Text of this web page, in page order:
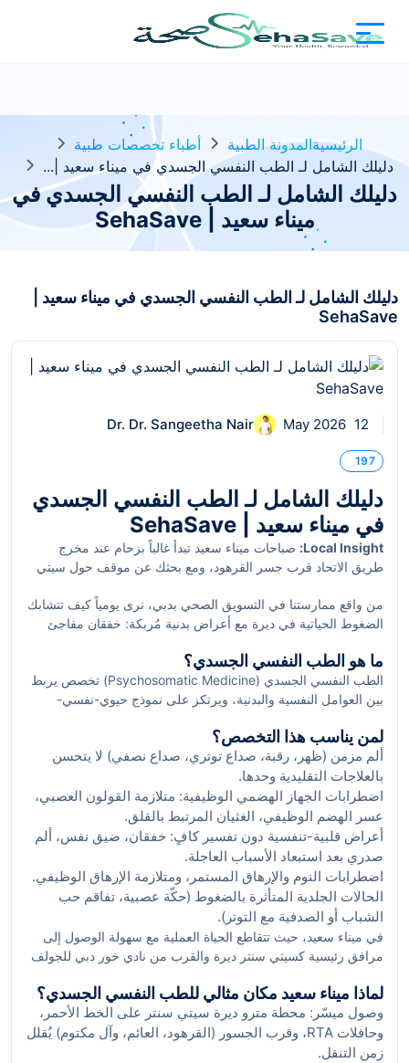
الرئيسيةالمدونة الطبية
أطباء تخصصات طبية
دليلك الشامل لـ الطب النفسي الجسدي في ميناء سعيد |...
دليلك الشامل لـ الطب النفسي الجسدي في
ميناء سعيد | SehaSave
دليلك الشامل لـ الطب النفسي الجسدي في ميناء سعيد |
SehaSave
12 May 2026
Dr. Dr. Sangeetha Nair
197
دليلك الشامل لـ الطب النفسي الجسدي
في ميناء سعيد | SehaSave
Local Insight: صباحات ميناء سعيد تبدأ غالباً بزحام عند مخرج
طريق الاتحاد قرب جسر القرهود، ومع بحثك عن موقف حول سيتي
بأن توترك الجسدي يسبقك إلى يومك. القرب من محطة مترو ديرة
سيتي سنتر يسهّل الوصول، لكن ساعات الذروة عند الجسر العائم
من واقع ممارستنا في التسويق الصحي بدبي، نرى يومياً كيف تتشابك
الضغوط الحياتية في ديرة مع أعراض بدنية مُربكة: خفقان مفاجئ
رحلة عبر جسر القرهود، أو آلام عضلية بعد يوم طويل من التنقل بين
مواقف RTA. هنا بالضبط يبرز دور الطب النفسي الجسدي: مقاربة
متكاملة تربط العقل بالجسد لتفكيك الأعراض وإعادة التوازن.
ما هو الطب النفسي الجسدي؟
الطب النفسي الجسدي (Psychosomatic Medicine) تخصص يربط
بين العوامل النفسية والبدنية، ويرتكز على نموذج حيوي-نفسي-
متكررة أو معقّدة دون سبب عضوي واضح، أو عندما يتداخل القلق
والاكتئاب مع أمراض مزمنة. هدفه ليس “نفي” المرض العضوي، بل
فهم كيف تؤثر الضغوط، وأنماط التفكير، ونمط الحياة على شدة
الأعراض ومسارها، ثم تصميم خطة علاج تجمع بين العلاج النفسي،
وتعديل السلوك، وأحياناً الأدوية، والتنسيق مع التخصصات الأخرى.
لمن يناسب هذا التخصص؟
ألم مزمن (ظهر، رقبة، صداع توتري، صداع نصفي) لا يتحسن
بالعلاجات التقليدية وحدها.
اضطرابات الجهاز الهضمي الوظيفية: متلازمة القولون العصبي،
عسر الهضم الوظيفي، الغثيان المرتبط بالقلق.
أعراض قلبية-تنفسية دون تفسير كافٍ: خفقان، ضيق نفس، ألم
صدري بعد استبعاد الأسباب العاجلة.
اضطرابات النوم والإرهاق المستمر، ومتلازمة الإرهاق الوظيفي.
الحالات الجلدية المتأثرة بالضغوط (حكّة عصبية، تفاقم حب
الشباب أو الصدفية مع التوتر).
في ميناء سعيد، حيث تتقاطع الحياة العملية مع سهولة الوصول إلى
مرافق رئيسية كسيتي سنتر ديرة والقرب من نادي خور دبي للجولف
وقتك.
لماذا ميناء سعيد مكان مثالي للطب النفسي الجسدي؟
وصول ميسّر: محطة مترو ديرة سيتي سنتر على الخط الأحمر،
وحافلات RTA، وقرب الجسور (القرهود، العائم، وآل مكتوم) يُقلل
زمن التنقل.